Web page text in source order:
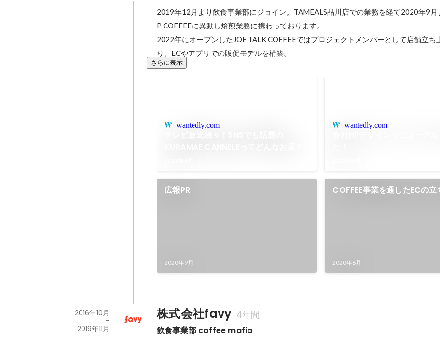
2019年12月より飲食事業部にジョイン。TAMEALS品川店での業務を経て2020年9月
P COFFEEに異動し焙煎業務に携わっております。
2022年にオープンしたJOE TALK COFFEEではプロジェクトメンバーとして店舗立ち
り、ECやアプリでの販促モデルを構築。
さらに表示
wantedly.com wantedly.com
広報PR
2020年9月
COFFEE事業を通したECの立
2020年8月
株式会社favy 4年間
飲食事業部 coffee mafia
2016年10月
-
2019年11月